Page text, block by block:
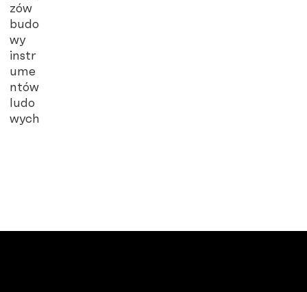
zów
budo
wy
instr
ume
ntów
ludo
wych